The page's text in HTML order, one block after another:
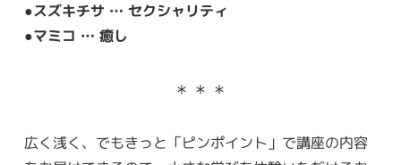
●スズキチサ … セクシャリティ
●マミコ … 癒し
＊ ＊ ＊
広く浅く、でもきっと「ピンポイント」で講座の内容